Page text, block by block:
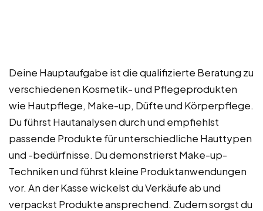
Deine Hauptaufgabe ist die qualifizierte Beratung zu
verschiedenen Kosmetik- und Pflegeprodukten
wie Hautpflege, Make-up, Düfte und Körperpflege.
Du führst Hautanalysen durch und empfiehlst
passende Produkte für unterschiedliche Hauttypen
und -bedürfnisse. Du demonstrierst Make-up-
Techniken und führst kleine Produktanwendungen
vor. An der Kasse wickelst du Verkäufe ab und
verpackst Produkte ansprechend. Zudem sorgst du